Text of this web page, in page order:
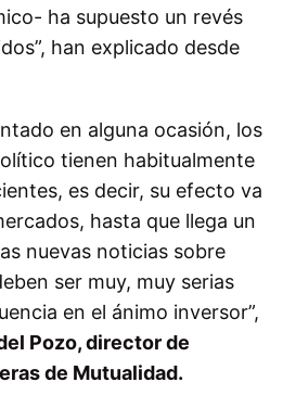
ha supuesto un revés
han explicado desde
en alguna ocasión, los
tienen habitualmente
es decir, su efecto va
hasta que llega un
nuevas noticias sobre
ser muy, muy serias
en el ánimo inversor”,
Pozo, director de
de Mutualidad.